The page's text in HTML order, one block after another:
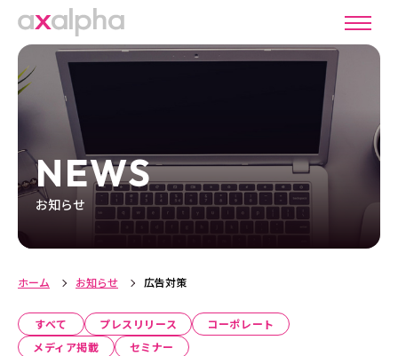
NEWS
お知らせ
ホーム お知らせ 広告対策
すべて プレスリリース
コーポレート
メディア掲載
セミナー